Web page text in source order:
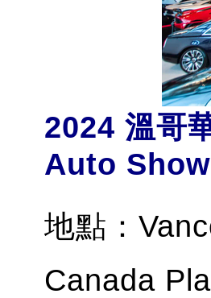
2024 溫哥
Auto Show
地點：
Canada